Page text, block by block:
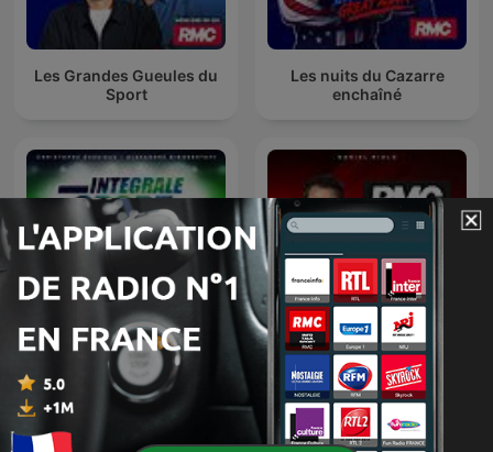
Les Grandes Gueules du
Sport
Les nuits du Cazarre
enchaîné
L'Intégrale Sport RMC Poker Show